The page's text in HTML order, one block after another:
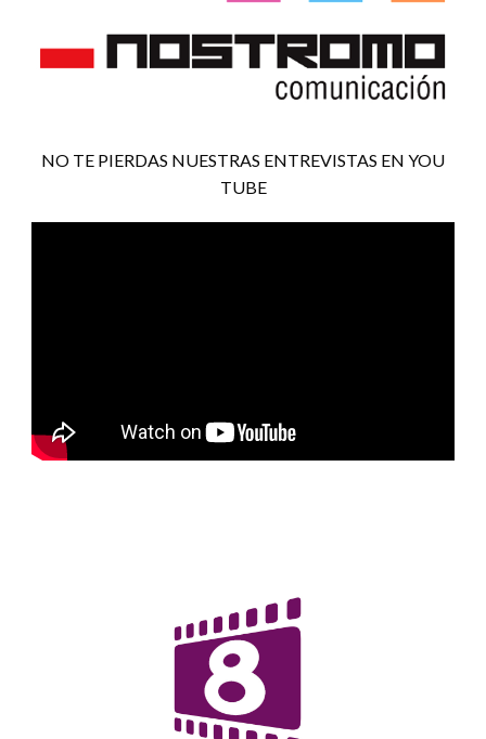
NO TE PIERDAS NUESTRAS ENTREVISTAS EN YOU
TUBE